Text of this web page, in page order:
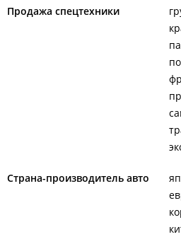
Продажа спецтехники
Страна-производитель авто